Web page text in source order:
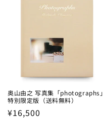
奥山由之 写真集「photographs」
特別限定版（送料無料）
Regular
¥16,500